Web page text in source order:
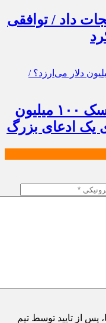
داد / توافقی
یک ساعت از زمان ایلان ماسک ۱۰۰ میلیون
یک ادعای بزرگ
از تایید توسط تیم